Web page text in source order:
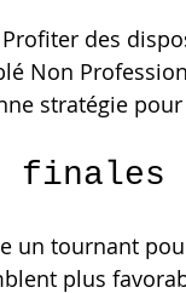
des
Non
stratégie
finales
un tournant
plus